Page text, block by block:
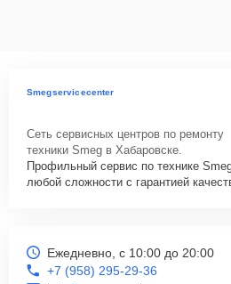
Для запуска процесса ремонта
проконсультируют по всем
диагностику, подскажут с вариантами
оформят выезд мастера в удобное
Smegservicecenter
Сеть сервисных центров по ремонту
техники Smeg в Хабаровске.
Профильный сервис по технике
любой сложности с гарантией
Ежедневно, с 10:00 до 20:00
+7 (958) 295-29-36